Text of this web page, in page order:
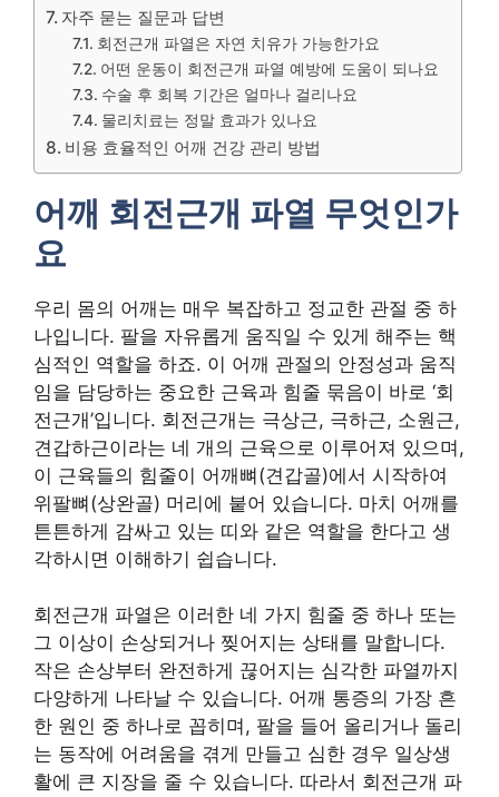
자주 묻는 질문과 답변
회전근개 파열은 자연 치유가 가능한가요
어떤 운동이 회전근개 파열 예방에 도움이 되나요
수술 후 회복 기간은 얼마나 걸리나요
물리치료는 정말 효과가 있나요
비용 효율적인 어깨 건강 관리 방법
어깨 회전근개 파열 무엇인가
요
우리 몸의 어깨는 매우 복잡하고 정교한 관절 중 하
나입니다. 팔을 자유롭게 움직일 수 있게 해주는 핵
심적인 역할을 하죠. 이 어깨 관절의 안정성과 움직
임을 담당하는 중요한 근육과 힘줄 묶음이 바로 ‘회
전근개’입니다. 회전근개는 극상근, 극하근, 소원근,
견갑하근이라는 네 개의 근육으로 이루어져 있으며,
이 근육들의 힘줄이 어깨뼈(견갑골)에서 시작하여
위팔뼈(상완골) 머리에 붙어 있습니다. 마치 어깨를
튼튼하게 감싸고 있는 띠와 같은 역할을 한다고 생
각하시면 이해하기 쉽습니다.
회전근개 파열은 이러한 네 가지 힘줄 중 하나 또는
그 이상이 손상되거나 찢어지는 상태를 말합니다.
작은 손상부터 완전하게 끊어지는 심각한 파열까지
다양하게 나타날 수 있습니다. 어깨 통증의 가장 흔
한 원인 중 하나로 꼽히며, 팔을 들어 올리거나 돌리
는 동작에 어려움을 겪게 만들고 심한 경우 일상생
활에 큰 지장을 줄 수 있습니다. 따라서 회전근개 파